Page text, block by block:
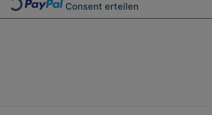
Loading... Consent erteilen